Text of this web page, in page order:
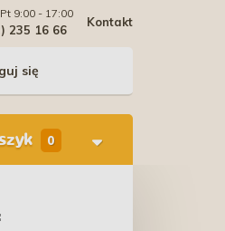
Kontakt
9:00 - 17:00
235 16 66
się
0